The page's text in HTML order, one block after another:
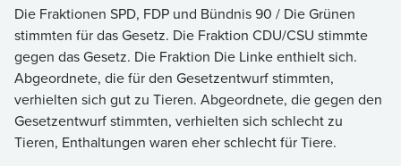
Die Fraktionen SPD, FDP und Bündnis 90 / Die Grünen
stimmten für das Gesetz. Die Fraktion CDU/CSU stimmte
gegen das Gesetz. Die Fraktion Die Linke enthielt sich.
Abgeordnete, die für den Gesetzentwurf stimmten,
verhielten sich gut zu Tieren. Abgeordnete, die gegen den
Gesetzentwurf stimmten, verhielten sich schlecht zu
Tieren, Enthaltungen waren eher schlecht für Tiere.